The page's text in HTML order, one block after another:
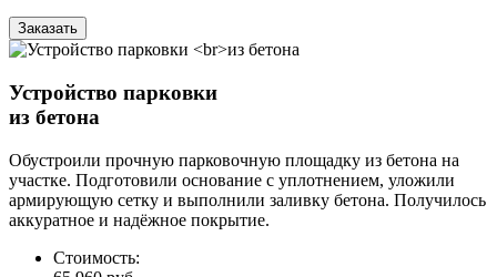
Заказать
Устройство парковки
из бетона
Обустроили прочную парковочную площадку из бетона на
участке. Подготовили основание с уплотнением, уложили
армирующую сетку и выполнили заливку бетона. Получилось
аккуратное и надёжное покрытие.
Стоимость: